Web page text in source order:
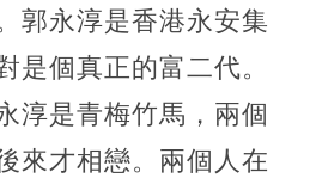
郭永淳是香港永安集
是個真正的富二代。
淳是青梅竹馬，兩個
來才相戀。兩個人在